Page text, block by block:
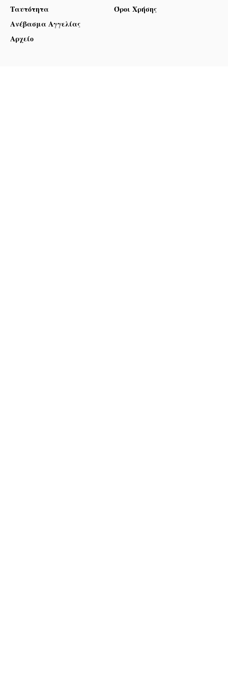
Ταυτότητα
Ανέβασμα Αγγελίας
Αρχείο
Όροι Χρήσης